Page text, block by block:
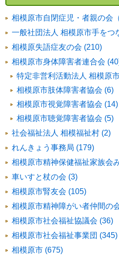
相模原市自閉症児・者親の会
一般社団法人 相模原市手をつ
相模原失語症友の会 (210)
相模原市身体障害者連合会
特定非営利活動法人 相模原
相模原市肢体障害者協会 (6)
相模原市視覚障害者協会 (14)
相模原市聴覚障害者協会 (5)
社会福祉法人 相模福祉村 (2)
れんきょう事務局 (179)
相模原市精神保健福祉家族会
車いすと杖の会 (3)
相模原市腎友会 (105)
相模原市精神障がい者仲間の
相模原市社会福祉協議会 (36)
相模原市社会福祉事業団 (345)
相模原市 (675)